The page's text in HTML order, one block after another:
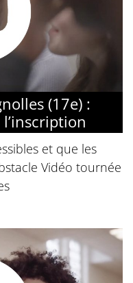
(17e) :
et que les
Vidéo tournée